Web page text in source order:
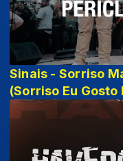
Sinais - Sorriso
(Sorriso Eu Gosto